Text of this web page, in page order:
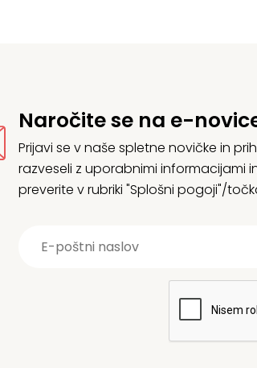
Naročite se na e-
Prijavi se v naše spletne novičke in
razveseli z uporabnimi informacijami
preverite v rubriki "Splošni pogoji"/